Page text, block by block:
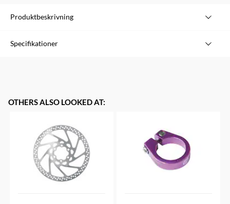
Produktbeskrivning
Jagwire CEX bromshöje 5mm, inkl
Specifikationer
Storlek
5 mm
Yes
Yes
OTHERS ALSO LOOKED AT: